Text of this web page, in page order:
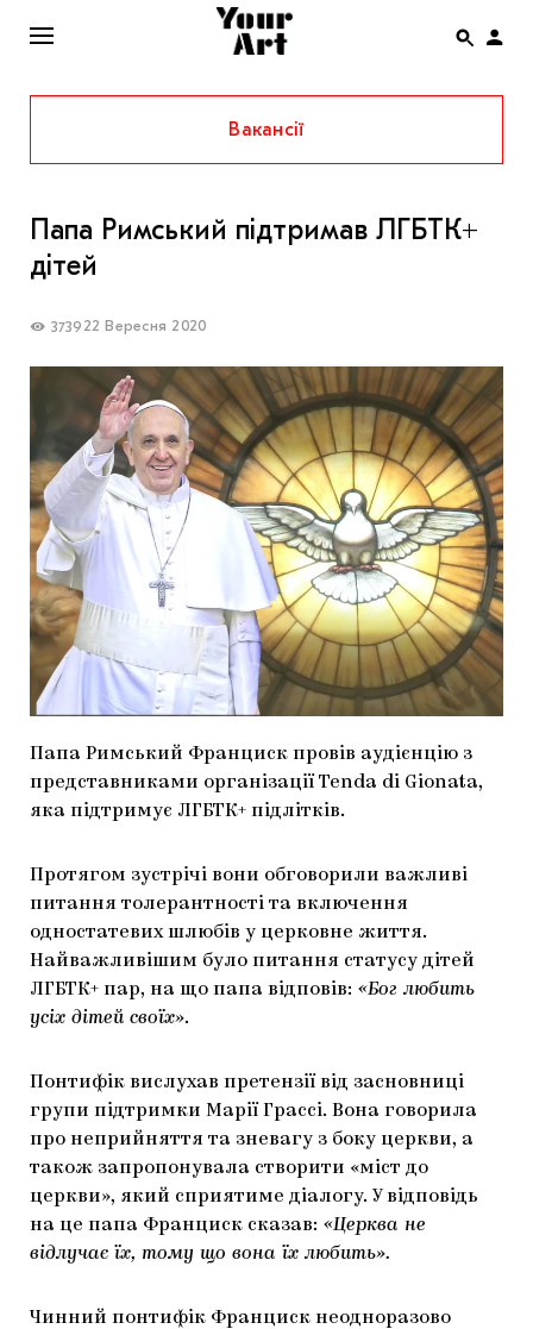
ENG
НОВИНИ
АФІША
КОЛОНКИ
СПЕЦПРОЄКТИ
THE UKRAINIAN PAVILION AT VENICE BIENNALE
2022
МАРІУПОЛЬСЬКІ МАРГІНАЛІЇ
ДОСЛІДНИЦЬКА ПЛАТФОРМА
ЗАПАЛЕННЯ
CARPATHIAN CULT ПРО РІЗДВЯНІ СВЯТА
Вакансії
Папа Римський підтримав ЛГБТК+
дітей
3739 22 Вересня 2020
Папа Римський Франциск провів аудієнцію з
представниками організації Tenda di Gionata,
яка підтримує ЛГБТК+ підлітків.
Протягом зустрічі вони обговорили важливі
питання толерантності та включення
одностатевих шлюбів у церковне життя.
Найважливішим було питання статусу дітей
ЛГБТК+ пар, на що папа відповів: «Бог любить
усіх дітей своїх».
Понтифік вислухав претензії від засновниці
групи підтримки Марії Грассі. Вона говорила
про неприйняття та зневагу з боку церкви, а
також запропонувала створити «міст до
церкви», який сприятиме діалогу. У відповідь
на це папа Франциск сказав: «Церква не
відлучає їх, тому що вона їх любить».
Чинний понтифік Франциск неодноразово